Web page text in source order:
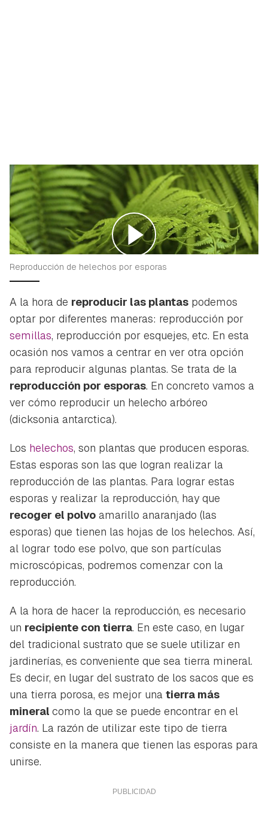
Reproducción de helechos por esporas
A la hora de reproducir las plantas podemos
optar por diferentes maneras: reproducción por
semillas, reproducción por esquejes, etc. En esta
ocasión nos vamos a centrar en ver otra opción
para reproducir algunas plantas. Se trata de la
reproducción por esporas. En concreto vamos a
ver cómo reproducir un helecho arbóreo
(dicksonia antarctica).
Los helechos, son plantas que producen esporas.
Estas esporas son las que logran realizar la
reproducción de las plantas. Para lograr estas
esporas y realizar la reproducción, hay que
recoger el polvo amarillo anaranjado (las
esporas) que tienen las hojas de los helechos. Así,
al lograr todo ese polvo, que son partículas
microscópicas, podremos comenzar con la
reproducción.
A la hora de hacer la reproducción, es necesario
un recipiente con tierra. En este caso, en lugar
del tradicional sustrato que se suele utilizar en
jardinerías, es conveniente que sea tierra mineral.
Es decir, en lugar del sustrato de los sacos que es
una tierra porosa, es mejor una tierra más
mineral como la que se puede encontrar en el
jardín. La razón de utilizar este tipo de tierra
consiste en la manera que tienen las esporas para
unirse.